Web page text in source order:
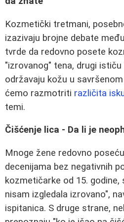
Kozmetički tretmani,
izazivaju brojne debate
tvrde da redovno posete
"izrovanog" tena, drugi
održavaju kožu u
ćemo razmotriti različita
temi.
Čišćenje lica - Da li je
Mnoge žene redovno
decenijama bez negativnih
kozmetičarke od 15. godine,
nisam izgledala izrovano",
ispitanica. S druge strane,